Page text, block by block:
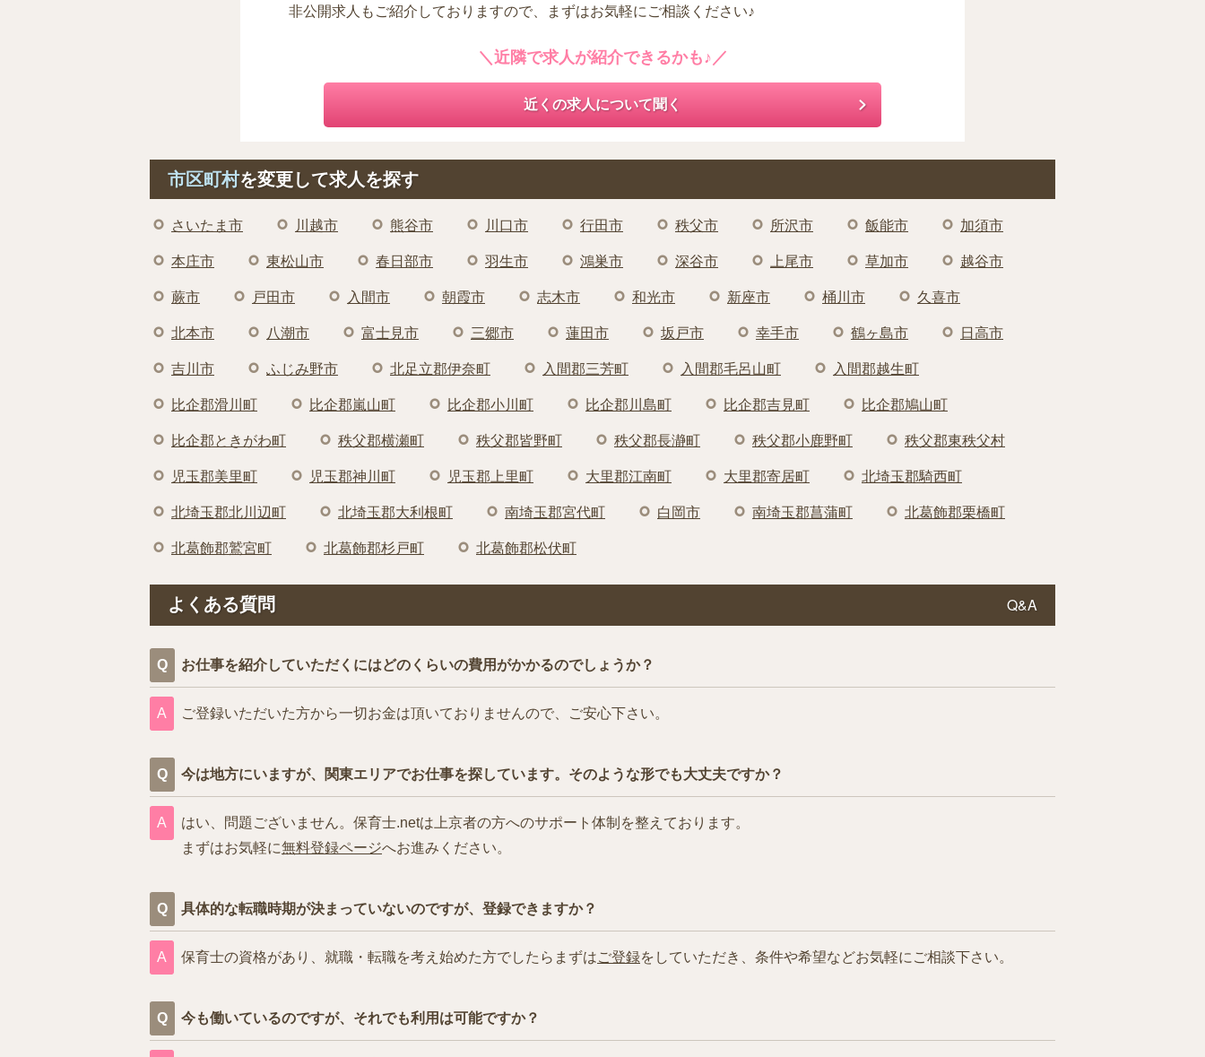
非公開求人もご紹介しておりますので、まずはお気軽にご相談ください♪
＼近隣で求人が紹介できるかも♪／
近くの求人について聞く
市区町村を変更して求人を探す
さいたま市 川越市 熊谷市 川口市 行田市 秩父市 所沢市 飯能市 加須市
本庄市 東松山市 春日部市 羽生市 鴻巣市 深谷市 上尾市 草加市 越谷市
蕨市 戸田市 入間市 朝霞市 志木市 和光市 新座市 桶川市 久喜市
北本市 八潮市 富士見市 三郷市 蓮田市 坂戸市 幸手市 鶴ヶ島市 日高市
吉川市 ふじみ野市 北足立郡伊奈町 入間郡三芳町 入間郡毛呂山町 入間郡越生町
比企郡滑川町 比企郡嵐山町 比企郡小川町 比企郡川島町 比企郡吉見町 比企郡鳩山町
比企郡ときがわ町 秩父郡横瀬町 秩父郡皆野町 秩父郡長瀞町 秩父郡小鹿野町 秩父郡東秩父村
児玉郡美里町 児玉郡神川町 児玉郡上里町 大里郡江南町 大里郡寄居町 北埼玉郡騎西町
北埼玉郡北川辺町 北埼玉郡大利根町 南埼玉郡宮代町 白岡市 南埼玉郡菖蒲町 北葛飾郡栗橋町
北葛飾郡鷲宮町 北葛飾郡杉戸町 北葛飾郡松伏町
よくある質問 Q&A
お仕事を紹介していただくにはどのくらいの費用がかかるのでしょうか？
ご登録いただいた方から一切お金は頂いておりませんので、ご安心下さい。
今は地方にいますが、関東エリアでお仕事を探しています。そのような形でも大丈夫ですか？
はい、問題ございません。保育士.netは上京者の方へのサポート体制を整えております。
まずはお気軽に無料登録ページへお進みください。
具体的な転職時期が決まっていないのですが、登録できますか？
保育士の資格があり、就職・転職を考え始めた方でしたらまずはご登録をしていただき、条件や希望などお気軽にご相談下さい。
今も働いているのですが、それでも利用は可能ですか？